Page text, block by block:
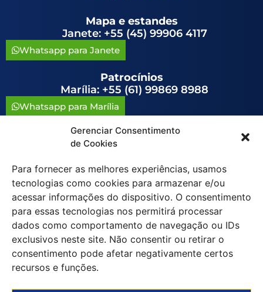
Gerenciar Consentimento
de Cookies
Para fornecer as melhores experiências, usamos
tecnologias como cookies para armazenar e/ou
acessar informações do dispositivo. O consentimento
para essas tecnologias nos permitirá processar
dados como comportamento de navegação ou IDs
exclusivos neste site. Não consentir ou retirar o
consentimento pode afetar negativamente certos
recursos e funções.
Mapa e estandes
Janete: +55 (45) 99906 4117
Whatsapp para Janete
Patrocínios
Marília: +55 (61) 99869 8988
Whatsapp para Marília
congressoavag@congressoavag.org.br
Política de Cookies (BR)
©2019-2026 Congresso da Aviação
Agrícola do Brasil. Todos os direitos
reservados.